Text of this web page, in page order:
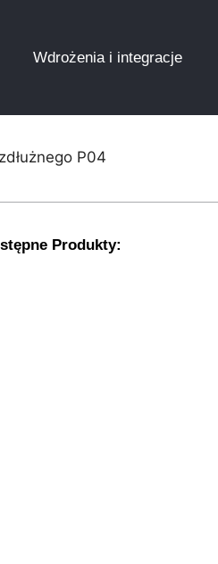
Wdrożenia i integracje
P04
Produkty: